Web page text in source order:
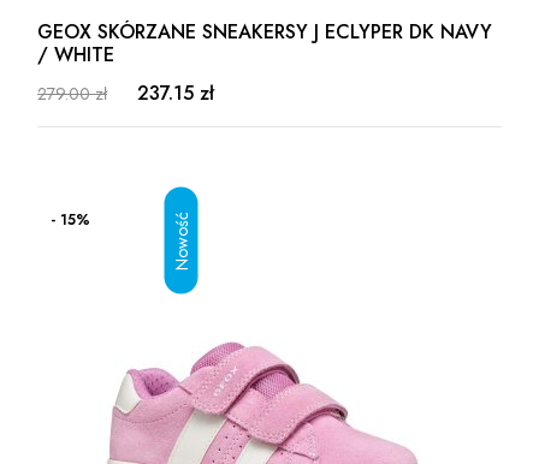
GEOX SKÓRZANE SNEAKERSY J ECLYPER DK NAVY
/ WHITE
279.00 zł 237.15 zł
- 15%